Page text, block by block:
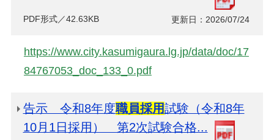
PDF形式／42.63KB 更新日：2026/07/24
https://www.city.kasumigaura.lg.jp/data/doc/17
84767053_doc_133_0.pdf
告示 令和8年度職員採用試験（令和8年
10月1日採用） 第2次試験合格...